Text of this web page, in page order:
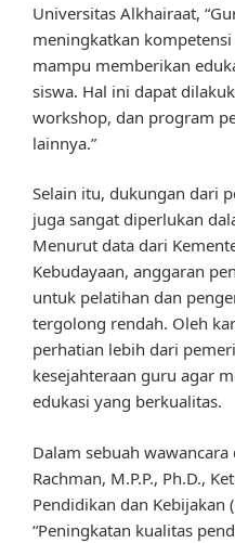
Universitas Alkhairaat,
meningkatkan
mampu memberikan
siswa. Hal ini dapat
workshop, dan program
lainnya.”
Selain itu, dukungan dari
juga sangat diperlukan
Menurut data dari
Kebudayaan, anggaran
untuk pelatihan dan
tergolong rendah. Oleh
perhatian lebih dari
kesejahteraan guru agar
edukasi yang berkualitas.
Dalam sebuah
Rachman, M.P.P., Ph.D.,
Pendidikan dan Kebijakan
“Peningkatan kualitas